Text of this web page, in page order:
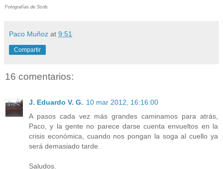
Fotografías de Scrib.
Paco Muñoz at 9:51
Compartir
16 comentarios:
J. Eduardo V. G. 10 mar 2012, 16:16:00
A pasos cada vez más grandes caminamos para atrás,
Paco, y la gente no parece darse cuenta envueltos en la
crisis económica, cuando nos pongan la soga al cuello ya
será demasiado tarde.
Saludos.